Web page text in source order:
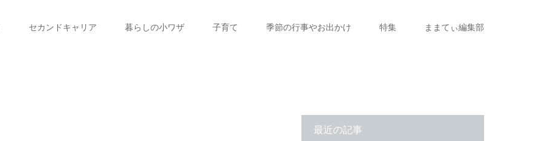
セカンドキャリア 暮らしの小ワザ 子育て 季節の行事やお出かけ 特集 ままてぃ編集部
最近の記事